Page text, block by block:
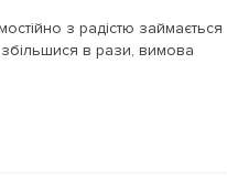
з радістю займається
в рази, вимова